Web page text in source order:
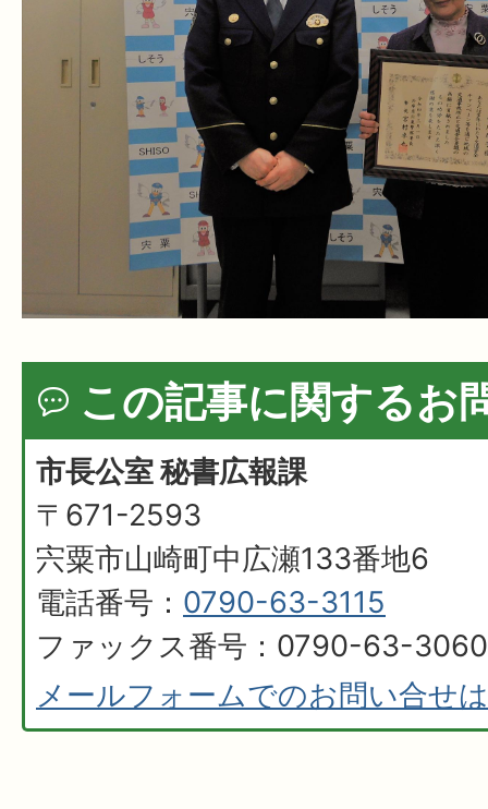
この記事に関するお
市長公室 秘書広報課
〒671-2593
宍粟市山崎町中広瀬133番地6
電話番号： 0790-63-3115
ファックス番号：0790-63-3060
メールフォームでのお問い合せ